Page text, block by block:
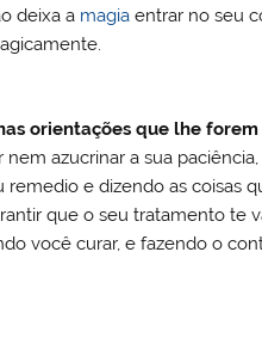
deixa a magia entrar no seu
orientações que lhe forem
nem azucrinar a sua
remedio e dizendo as coisas
que o seu tratamento te
você curar, e fazendo o